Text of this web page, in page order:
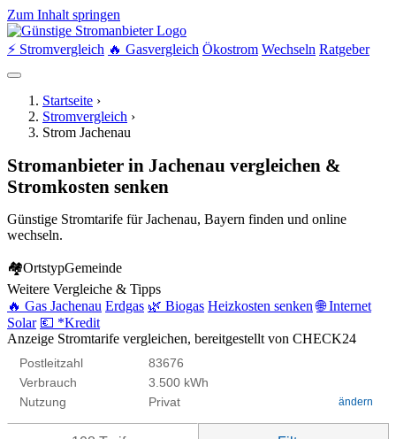
Zum Inhalt springen
⚡ Stromvergleich 🔥 Gasvergleich Ökostrom Wechseln Ratgeber
Startseite ›
Stromvergleich ›
Strom Jachenau
Stromanbieter in Jachenau vergleichen &
Stromkosten senken
Günstige Stromtarife für Jachenau, Bayern finden und online
wechseln.
🏘OrtstypGemeinde
Weitere Vergleiche & Tipps
🔥 Gas Jachenau Erdgas 🌿 Biogas Heizkosten senken 🌐 Internet
Solar 💶 *Kredit
Anzeige Stromtarife vergleichen, bereitgestellt von CHECK24